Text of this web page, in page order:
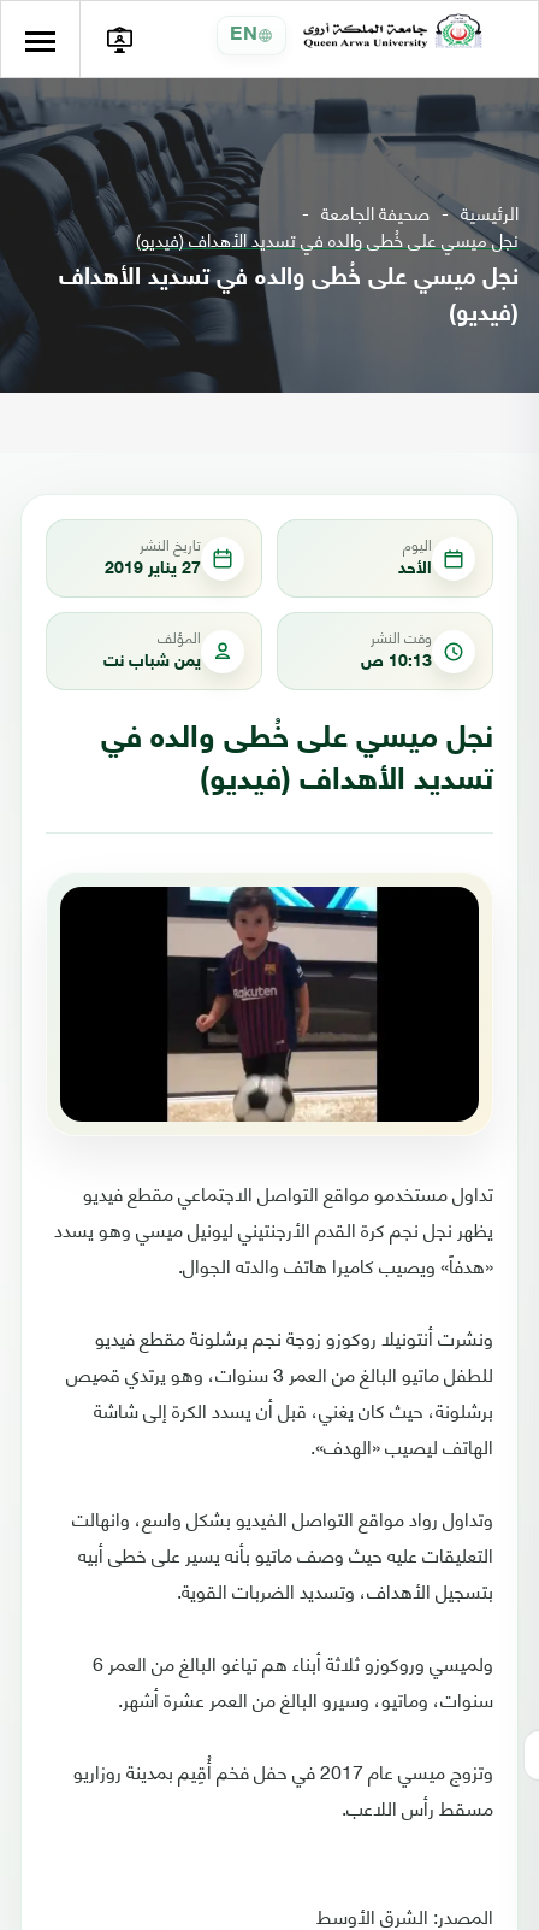
EN
الرئيسية صحيفة الجامعة
نجل ميسي على خُطى والده في تسديد الأهداف (فيديو)
نجل ميسي على خُطى والده في تسديد الأهداف
(فيديو)
اليوم
الأحد
تاريخ النشر
27 يناير 2019
وقت النشر
10:13 ص
المؤلف
يمن شباب نت
نجل ميسي على خُطى والده في
تسديد الأهداف (فيديو)
تداول مستخدمو مواقع التواصل الاجتماعي مقطع فيديو
يظهر نجل نجم كرة القدم الأرجنتيني ليونيل ميسي وهو يسدد
«هدفاً» ويصيب كاميرا هاتف والدته الجوال.
ونشرت أنتونيلا روكوزو زوجة نجم برشلونة مقطع فيديو
للطفل ماتيو البالغ من العمر 3 سنوات، وهو يرتدي قميص
برشلونة، حيث كان يغني، قبل أن يسدد الكرة إلى شاشة
الهاتف ليصيب «الهدف».
وتداول رواد مواقع التواصل الفيديو بشكل واسع، وانهالت
التعليقات عليه حيث وصف ماتيو بأنه يسير على خطى أبيه
بتسجيل الأهداف، وتسديد الضربات القوية.
ولميسي وروكوزو ثلاثة أبناء هم تياغو البالغ من العمر 6
سنوات، وماتيو، وسيرو البالغ من العمر عشرة أشهر.
وتزوج ميسي عام 2017 في حفل فخم أُقِيم بمدينة روزاريو
مسقط رأس اللاعب.
المصدر: الشرق الأوسط